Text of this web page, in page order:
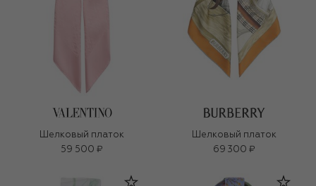
Шелковый платок
59 500 ₽
Шелковый платок
69 300 ₽